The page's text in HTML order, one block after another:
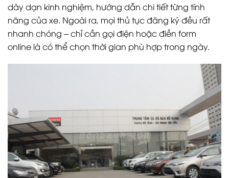
dày dạn kinh nghiệm, hướng dẫn chi tiết từng tính
năng của xe. Ngoài ra, mọi thủ tục đăng ký đều rất
nhanh chóng – chỉ cần gọi điện hoặc điền form
online là có thể chọn thời gian phù hợp trong ngày.